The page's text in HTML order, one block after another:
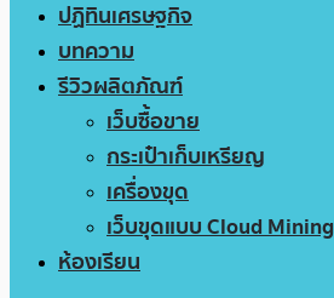
ปฏิทินเศรษฐกิจ
บทความ
รีวิวผลิตภัณฑ์
เว็บซื้อขาย
กระเป๋าเก็บเหรียญ
เครื่องขุด
เว็บขุดแบบ Cloud Mining
ห้องเรียน